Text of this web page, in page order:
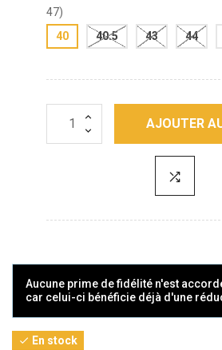
47)
40
40.5 43 44
AJOUTER
Aucune prime de fidélité n'est
car celui-ci bénéficie déjà d'une
 En stock